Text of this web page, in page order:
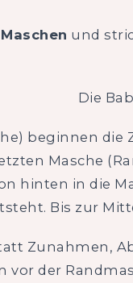
und
Die
beginnen
Masche
hinten in die
Bis zur
Zunahmen,
vor der